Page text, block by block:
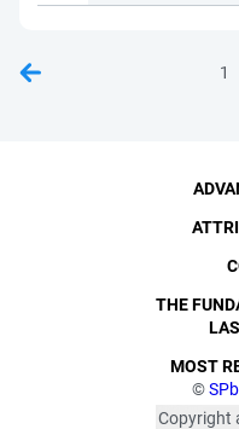
1
©
Copyright
THE
MOST